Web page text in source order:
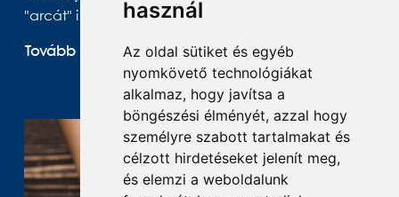
használ
Az oldal sütiket és egyéb
nyomkövető technológiákat
alkalmaz, hogy javítsa a
böngészési élményét, azzal hogy
személyre szabott tartalmakat és
célzott hirdetéseket jelenít meg,
és elemzi a weboldalunk
"arcát" is.
Tovább olvasom